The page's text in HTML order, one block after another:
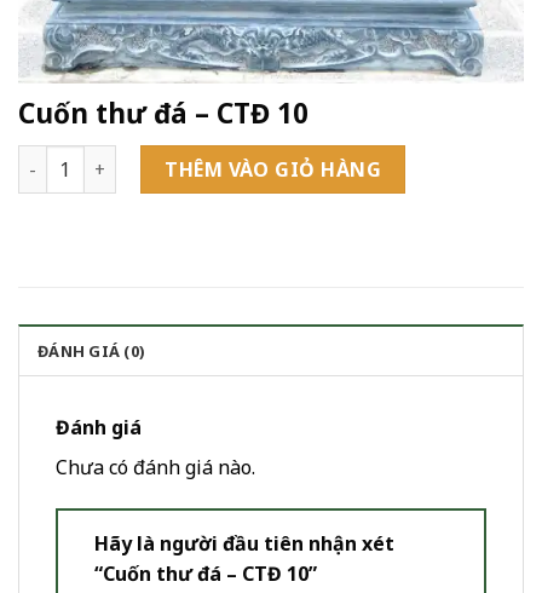
Cuốn thư đá – CTĐ 10
Cuốn thư đá - CTĐ 10 số lượng
THÊM VÀO GIỎ HÀNG
ĐÁNH GIÁ (0)
Đánh giá
Chưa có đánh giá nào.
Hãy là người đầu tiên nhận xét
“Cuốn thư đá – CTĐ 10”